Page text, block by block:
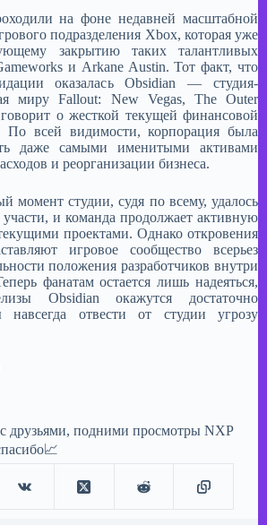
на фоне недавней масштабной
подразделения Xbox, которая уже
закрытию таких талантливых
и Arkane Austin. Тот факт, что
оказалась Obsidian — студия-
миру Fallout: New Vegas, The Outer
о жесткой текущей финансовой
По всей видимости, корпорация была
даже самыми именитыми активами
и реорганизации бизнеса.​
момент студии, судя по всему, удалось
участи, и команда продолжает активную
проектами. Однако откровения
игровое сообщество всерьез
положения разработчиков внутри
фанатам остается лишь надеяться,
Obsidian окажутся достаточно
отвести от студии угрозу
друзьями, подними просмотры NXP